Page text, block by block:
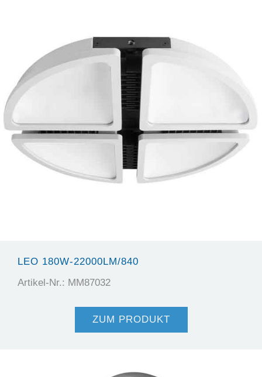
LEO 180W-22000LM/840
Artikel-Nr.: MM87032
ZUM PRODUKT